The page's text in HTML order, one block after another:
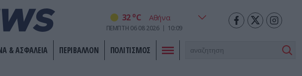
32 oC
ΠΕΜΠΤΗ 06 08 2026 10:09
& ΑΣΦΑΛΕΙΑ ΠΕΡΙΒΑΛΛΟΝ ΠΟΛΙΤΙΣΜΟΣ